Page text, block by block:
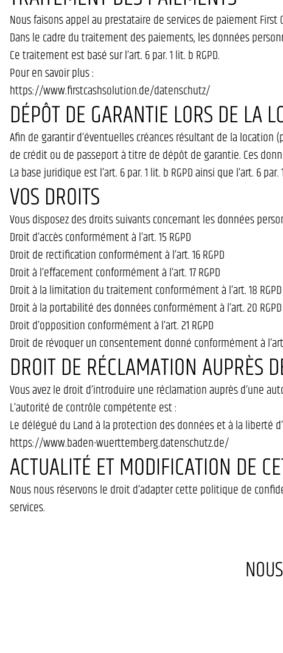
Nous faisons appel au prestataire de services de paiement
Dans le cadre du traitement des paiements, les données
Ce traitement est basé sur l’art. 6 par. 1 lit. b RGPD.
Pour en savoir plus :
https://www.firstcashsolution.de/datenschutz/
DÉPÔT DE GARANTIE LORS DE LA
Afin de garantir d’éventuelles créances résultant de la
de crédit ou de passeport à titre de dépôt de garantie. Ces
La base juridique est l’art. 6 par. 1 lit. b RGPD ainsi que l’art. 6
VOS DROITS
Vous disposez des droits suivants concernant les données
Droit d’accès conformément à l’art. 15 RGPD
Droit de rectification conformément à l’art. 16 RGPD
Droit à l’effacement conformément à l’art. 17 RGPD
Droit à la limitation du traitement conformément à l’art. 18 RGPD
Droit à la portabilité des données conformément à l’art. 20 RGPD
Droit d’opposition conformément à l’art. 21 RGPD
Droit de révoquer un consentement donné conformément à l’art.
DROIT DE RÉCLAMATION AUPRÈS
Vous avez le droit d’introduire une réclamation auprès d’une
L’autorité de contrôle compétente est :
Le délégué du Land à la protection des données et à la liberté
https://www.baden-wuerttemberg.datenschutz.de/
ACTUALITÉ ET MODIFICATION DE
Nous nous réservons le droit d’adapter cette politique de
services.